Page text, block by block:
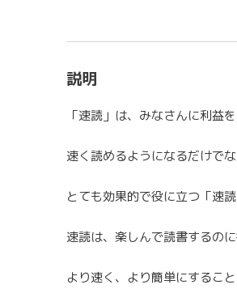
説明
「速読」は、みなさんに利益
速く読めるようになるだけで
とても効果的で役に立つ「速
速読は、楽しんで読書するの
より速く、より簡単にするこ